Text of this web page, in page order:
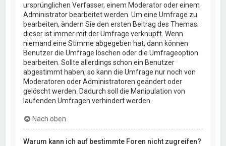
ursprünglichen Verfasser, einem Moderator oder einem
Administrator bearbeitet werden. Um eine Umfrage zu
bearbeiten, ändern Sie den ersten Beitrag des Themas;
dieser ist immer mit der Umfrage verknüpft. Wenn
niemand eine Stimme abgegeben hat, dann können
Benutzer die Umfrage löschen oder die Umfrageoption
bearbeiten. Sollte allerdings schon ein Benutzer
abgestimmt haben, so kann die Umfrage nur noch von
Moderatoren oder Administratoren geändert oder
gelöscht werden. Dadurch soll die Manipulation von
laufenden Umfragen verhindert werden.
Nach oben
Warum kann ich auf bestimmte Foren nicht zugreifen?